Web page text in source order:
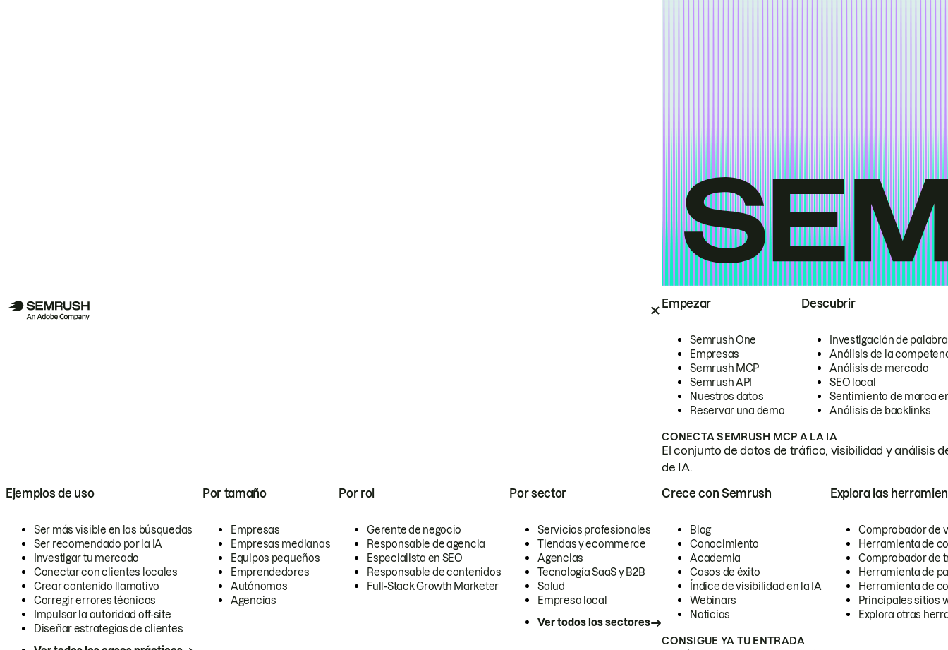
Empezar
Semrush One
Empresas
Semrush MCP
Semrush API
Nuestros datos
Reservar una demo
Descubrir
Investigación de
Análisis de la
Análisis de mercado
SEO local
Sentimiento de marca
Análisis de backlinks
CONECTA SEMRUSH MCP A LA IA
El conjunto de datos de tráfico, visibilidad y análisis
de IA.
Ejemplos de uso
Ser más visible en las búsquedas
Ser recomendado por la IA
Investigar tu mercado
Conectar con clientes locales
Crear contenido llamativo
Corregir errores técnicos
Impulsar la autoridad off-site
Diseñar estrategias de clientes
Por tamaño
Empresas
Empresas medianas
Equipos pequeños
Emprendedores
Autónomos
Agencias
Por rol
Gerente de negocio
Responsable de agencia
Especialista en SEO
Responsable de contenidos
Full-Stack Growth Marketer
Por sector
Servicios profesionales
Tiendas y ecommerce
Agencias
Tecnología SaaS y B2B
Salud
Empresa local
Ver todos los sectores
Crece con Semrush
Blog
Conocimiento
Academia
Casos de éxito
Índice de visibilidad en la IA
Webinars
Noticias
Explora las
Comprobador de
Herramienta de
Comprobador de
Herramienta de
Herramienta de
Principales sitios
Explora otras
CONSIGUE YA TU ENTRADA